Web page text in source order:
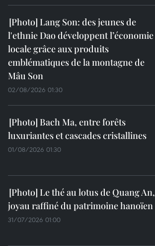
Lang Son: des jeunes de
l'ethnie Dao développent l’économie
locale grâce aux produits
emblématiques de la montagne de
Mâu Son
02/08/2026 01:30
Bach Ma, entre forêts
luxuriantes et cascades cristallines
01/08/2026 01:30
Le thé au lotus de Quang An,
joyau raffiné du patrimoine hanoïen
31/07/2026 01:00